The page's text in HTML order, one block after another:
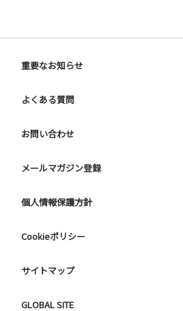
重要なお知らせ
よくある質問
お問い合わせ
メールマガジン登録
個人情報保護方針
Cookieポリシー
サイトマップ
GLOBAL SITE